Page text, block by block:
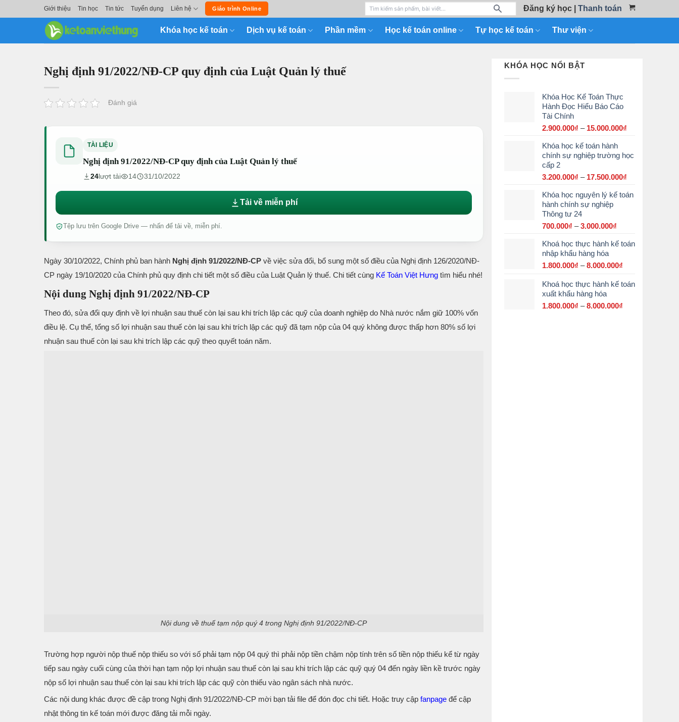
Giới thiệu Tin học Tin tức Tuyển dụng Liên hệ Giáo trình Online Đăng ký học| Thanh toán
Khóa học kế toán Dịch vụ kế toán Phần mềm Học kế toán online Tự học kế toán Thư viện
Nghị định 91/2022/NĐ-CP quy định của Luật Quản lý thuế
Đánh giá
TÀI LIỆU
Nghị định 91/2022/NĐ-CP quy định của Luật Quản lý thuế
24lượt tải 14 31/10/2022
Tải về miễn phí
Tệp lưu trên Google Drive — nhấn để tải về, miễn phí.
Ngày 30/10/2022, Chính phủ ban hành Nghị định 91/2022/NĐ-CP về việc sửa đổi, bổ sung một số điều của Nghị định 126/2020/NĐ-
CP ngày 19/10/2020 của Chính phủ quy định chi tiết một số điều của Luật Quản lý thuế. Chi tiết cùng Kế Toán Việt Hưng tìm hiểu nhé!
Nội dung Nghị định 91/2022/NĐ-CP
Theo đó, sửa đổi quy định về lợi nhuận sau thuế còn lại sau khi trích lập các quỹ của doanh nghiệp do Nhà nước nắm giữ 100% vốn
điều lệ. Cụ thể, tổng số lợi nhuận sau thuế còn lại sau khi trích lập các quỹ đã tạm nộp của 04 quý không được thấp hơn 80% số lợi
nhuận sau thuế còn lại sau khi trích lập các quỹ theo quyết toán năm.
Nội dung về thuế tạm nộp quý 4 trong Nghị định 91/2022/NĐ-CP
Trường hợp người nộp thuế nộp thiếu so với số phải tạm nộp 04 quý thì phải nộp tiền chậm nộp tính trên số tiền nộp thiếu kể từ ngày
tiếp sau ngày cuối cùng của thời hạn tạm nộp lợi nhuận sau thuế còn lại sau khi trích lập các quỹ quý 04 đến ngày liền kề trước ngày
nộp số lợi nhuận sau thuế còn lại sau khi trích lập các quỹ còn thiếu vào ngân sách nhà nước.
Các nội dung khác được đề cập trong Nghị định 91/2022/NĐ-CP mời bạn tải file để đón đọc chi tiết. Hoặc truy cập fanpage để cập
nhật thông tin kế toán mới được đăng tải mỗi ngày.
KHÓA HỌC NỔI BẬT
Khóa Học Kế Toán Thực
Hành Đọc Hiểu Báo Cáo
Tài Chính
2.900.000₫ – 15.000.000₫
2.900.000₫
Khóa học kế toán hành
chính sự nghiệp trường học
cấp 2
3.200.000₫ – 17.500.000₫
từ
Khóa học nguyên lý kế toán
hành chính sự nghiệp
Thông tư 24
700.000₫ – 3.000.000₫
từ
đến
Khoá học thực hành kế toán
nhập khẩu hàng hóa
1.800.000₫ – 8.000.000₫
từ
Khoá học thực hành kế toán
xuất khẩu hàng hóa
1.800.000₫ – 8.000.000₫